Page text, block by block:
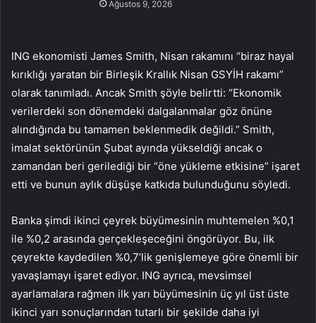
Ağustos 9, 2026
ING ekonomisti James Smith, Nisan rakamını “biraz hayal
kırıklığı yaratan bir Birleşik Krallık Nisan GSYİH rakamı”
olarak tanımladı. Ancak Smith şöyle belirtti: “Ekonomik
verilerdeki son dönemdeki dalgalanmalar göz önüne
alındığında bu tamamen beklenmedik değildi.” Smith,
imalat sektörünün Şubat ayında yükseldiği ancak o
zamandan beri gerilediği bir “öne yükleme etkisine” işaret
etti ve bunun aylık düşüşe katkıda bulunduğunu söyledi.
Banka şimdi ikinci çeyrek büyümesinin muhtemelen %0,1
ile %0,2 arasında gerçekleşeceğini öngörüyor. Bu, ilk
çeyrekte kaydedilen %0,7’lik genişlemeye göre önemli bir
yavaşlamayı işaret ediyor. ING ayrıca, mevsimsel
ayarlamalara rağmen ilk yarı büyümesinin üç yıl üst üste
ikinci yarı sonuçlarından tutarlı bir şekilde daha iyi